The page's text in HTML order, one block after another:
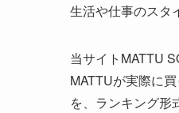
生活や仕事のスタ
当サイトMATTU
MATTUが実際に
を、ランキング形